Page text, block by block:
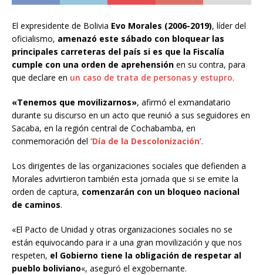
El expresidente de Bolivia Evo Morales (2006-2019), líder del
oficialismo, amenazó este sábado con bloquear las
principales carreteras del país si es que la Fiscalía
cumple con una orden de aprehensión en su contra, para
que declare en un caso de trata de personas y estupro.
«Tenemos que movilizarnos», afirmó el exmandatario
durante su discurso en un acto que reunió a sus seguidores en
Sacaba, en la región central de Cochabamba, en
conmemoración del ‘Día de la Descolonización’.
Los dirigentes de las organizaciones sociales que defienden a
Morales advirtieron también esta jornada que si se emite la
orden de captura, comenzarán con un bloqueo nacional
de caminos.
«El Pacto de Unidad y otras organizaciones sociales no se
están equivocando para ir a una gran movilización y que nos
respeten, el Gobierno tiene la obligación de respetar al
pueblo boliviano«, aseguró el exgobernante.